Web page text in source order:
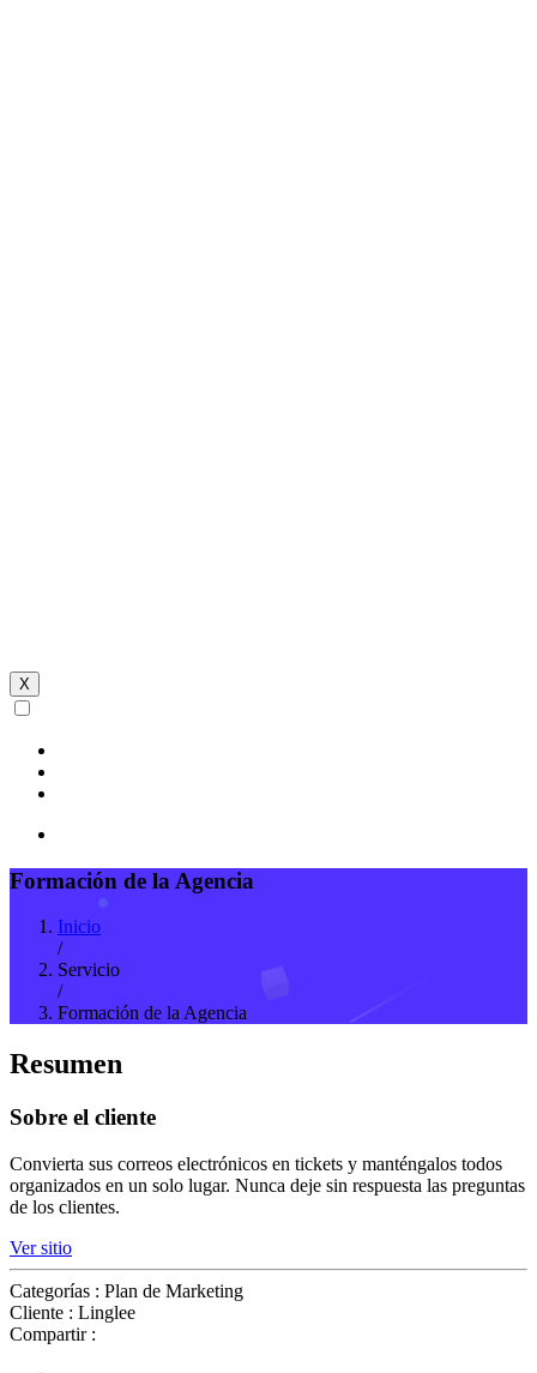
X
Formación de la Agencia
Inicio
/
Servicio
/
Formación de la Agencia
Resumen
Sobre el cliente
Convierta sus correos electrónicos en tickets y manténgalos todos
organizados en un solo lugar. Nunca deje sin respuesta las preguntas
de los clientes.
Ver sitio
Categorías : Plan de Marketing
Cliente : Linglee
Compartir :